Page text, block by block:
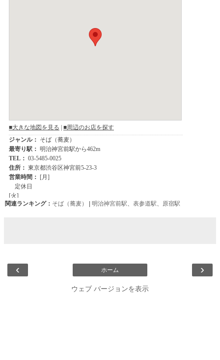
関連ランキング： そば（蕎麦） 明治神宮前駅、 表参道駅、 原宿駅
‹ ›
ホーム
ウェブ バージョンを表示